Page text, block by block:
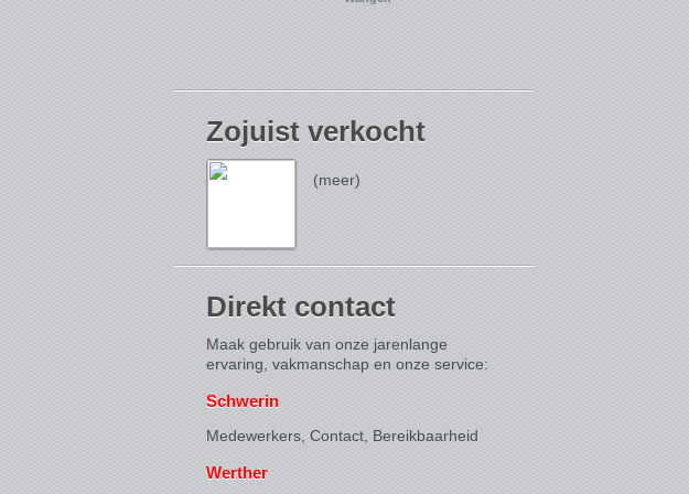
Zojuist verkocht
(meer)
Direkt contact
Maak gebruik van onze jarenlange
ervaring, vakmanschap en onze service:
Schwerin
Medewerkers, Contact, Bereikbaarheid
Werther